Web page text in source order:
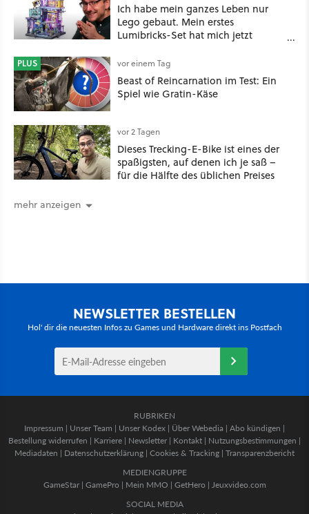
Ich habe mein ganzes Leben nur
Lego gebaut. Mein erstes
Lumibricks-Set hat mich jetzt
Stack im Test
PLUS vor einem Tag
Beast of Reincarnation im Test: Ein
Spiel wie Gratin-Käse
vor 2 Tagen
Dieses Trecking-E-Bike ist eines der
spaßigsten, auf denen ich je saß –
für die Hälfte des üblichen Preises
mehr anzeigen
NEWSLETTER BESTELLEN
Hol' dir die neuesten Infos zu Games und Hardware direkt ins Postfach
RUBRIKEN
Impressum | Unser Team | Unser Kodex | Über Webedia | Abo kündigen |
Bestellung widerrufen | Karriere | Newsletter | Kontakt | Nutzungsbestimmungen |
Mediadaten | Datenschutzerklärung | Cookies & Tracking | Transparenzbericht
MEDIENGRUPPE
GameStar| GamePro | Mein MMO | GetHero | Jeuxvideo.com
SOCIAL MEDIA